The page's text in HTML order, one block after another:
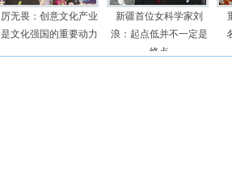
厉无畏：创意文化产业
是文化强国的重要动力
新疆首位女科学家刘
浪：起点低并不一定是
终点